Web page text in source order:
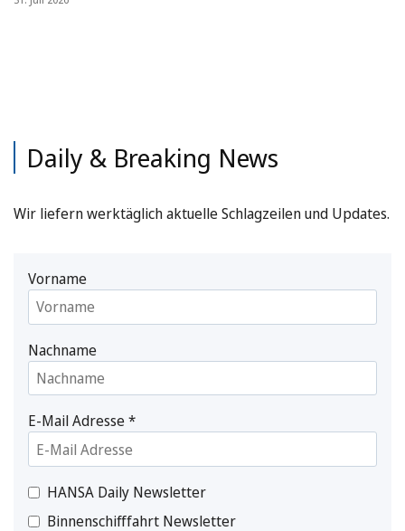
Daily & Breaking News
Wir liefern werktäglich aktuelle Schlagzeilen und Updates.
Vorname
Nachname
E-Mail Adresse*
HANSA Daily Newsletter
Binnenschifffahrt Newsletter